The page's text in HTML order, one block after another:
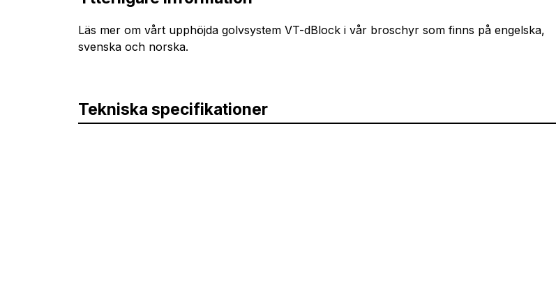
Läs mer om vårt upphöjda golvsystem VT-dBlock i vår broschyr som finns på engelska,
svenska och norska.
Tekniska specifikationer